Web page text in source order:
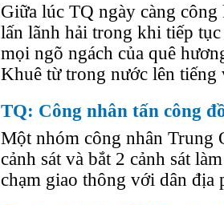
Giữa lúc TQ ngày càng
lấn lãnh hải trong khi tiếp
mọi ngõ ngách của quê
Khuê từ trong nước lên
TQ: Công nhân tấn công
Một nhóm công nhân Trung
cảnh sát và bắt 2 cảnh sát
chạm giao thông với dân địa